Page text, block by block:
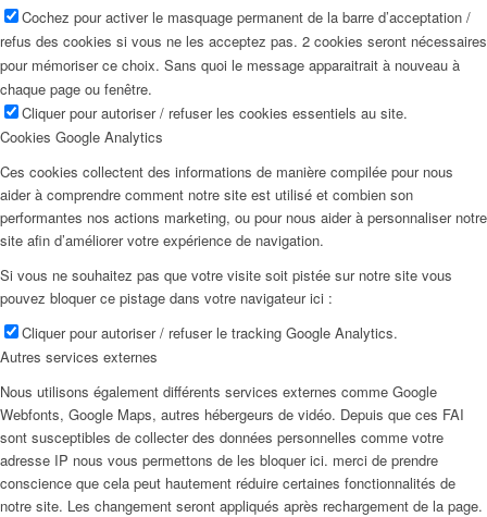
Cochez pour activer le masquage permanent de la barre d’acceptation /
refus des cookies si vous ne les acceptez pas. 2 cookies seront nécessaires
pour mémoriser ce choix. Sans quoi le message apparaitrait à nouveau à
chaque page ou fenêtre.
Cliquer pour autoriser / refuser les cookies essentiels au site.
Cookies Google Analytics
Ces cookies collectent des informations de manière compilée pour nous
aider à comprendre comment notre site est utilisé et combien son
performantes nos actions marketing, ou pour nous aider à personnaliser notre
site afin d’améliorer votre expérience de navigation.
Si vous ne souhaitez pas que votre visite soit pistée sur notre site vous
pouvez bloquer ce pistage dans votre navigateur ici :
Cliquer pour autoriser / refuser le tracking Google Analytics.
Autres services externes
Nous utilisons également différents services externes comme Google
Webfonts, Google Maps, autres hébergeurs de vidéo. Depuis que ces FAI
sont susceptibles de collecter des données personnelles comme votre
adresse IP nous vous permettons de les bloquer ici. merci de prendre
conscience que cela peut hautement réduire certaines fonctionnalités de
notre site. Les changement seront appliqués après rechargement de la page.